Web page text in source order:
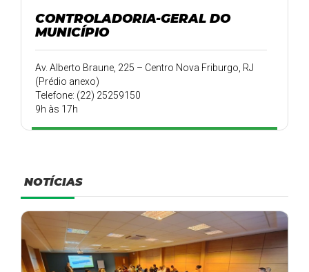
CONTROLADORIA-GERAL DO
MUNICÍPIO
Av. Alberto Braune, 225 – Centro Nova Friburgo, RJ
(Prédio anexo)
Telefone: (22) 25259150
9h às 17h
NOTÍCIAS